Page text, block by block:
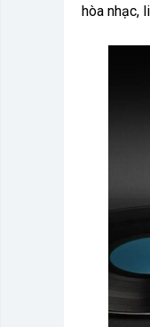
hòa nhạc,